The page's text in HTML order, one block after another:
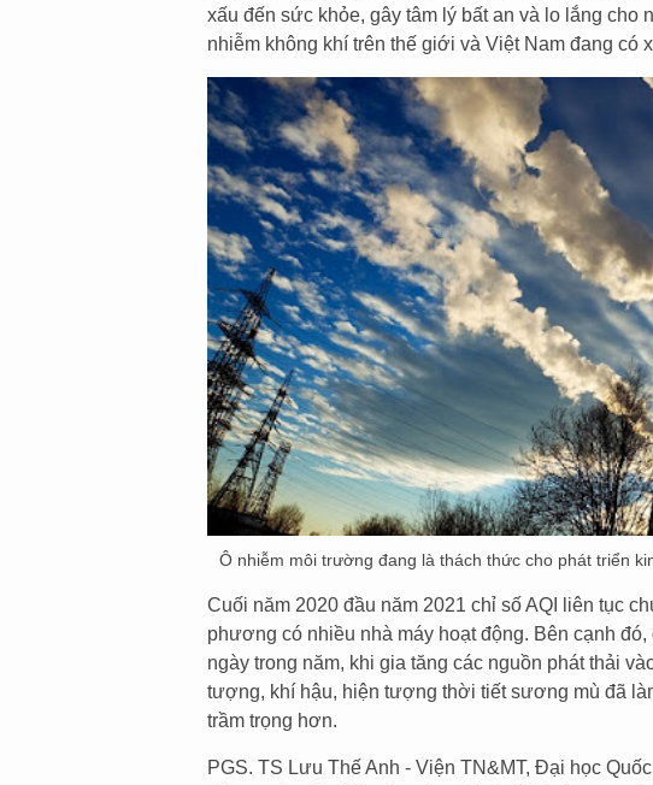
xấu đến sức khỏe, gây tâm lý bất an và lo lắng
nhiễm không khí trên thế giới và Việt Nam đang có
Ô nhiễm môi trường đang là thách thức cho phát triển
Cuối năm 2020 đầu năm 2021 chỉ số AQI liên tục
phương có nhiều nhà máy hoạt động. Bên cạnh
ngày trong năm, khi gia tăng các nguồn phát thải
tượng, khí hậu, hiện tượng thời tiết sương mù đã
trầm trọng hơn.
PGS. TS Lưu Thế Anh - Viện TN&MT, Đại học